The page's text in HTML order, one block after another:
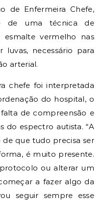
de Enfermeira Chefe,
de uma técnica de
esmalte vermelho nas
necessário para
arterial.
chefe foi interpretada
do hospital, o
de compreensão e
do espectro autista. “A
que tudo precisa ser
é muito presente.
ou alterar um
a fazer algo da
seguir sempre esse